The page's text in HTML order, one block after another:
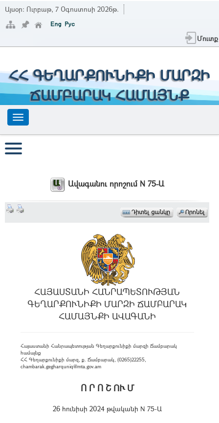
Այսօր: Ուրբաթ, 7 Օգոստոսի 2026թ.
Մուտք
ՀՀ ԳԵՂԱՐՔՈՒՆԻՔԻ ՄԱՐԶԻ
ՃԱՄԲԱՐԱԿ ՀԱՄԱՅՆՔ
Ավագանու որոշում N 75-Ա
ՀԱՅԱՍՏԱՆԻ ՀԱՆՐԱՊԵՏՈՒԹՅԱՆ
ԳԵՂԱՐՔՈՒՆԻՔԻ ՄԱՐԶԻ ՃԱՄԲԱՐԱԿ
ՀԱՄԱՅՆՔԻ ԱՎԱԳԱՆԻ
Հայաստանի Հանրապետության Գեղարքունիքի մարզի Ճամբարակ
համայնք
ՀՀ Գեղարքունիքի մարզ, ք. Ճամբարակ, (0265)22255,
chambarak.gegharquniq@mta.gov.am
Ո Ր Ո Շ ՈՒ Մ
26 հունիսի 2024 թվականի N 75-Ա